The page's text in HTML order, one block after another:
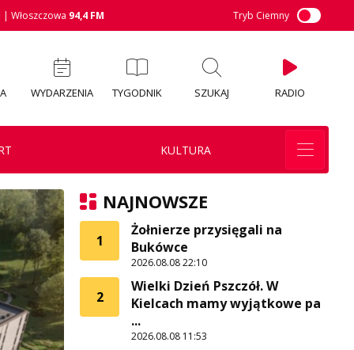
| Włoszczowa 94,4 FM Tryb Ciemny
WYDARZENIA TYGODNIK SZUKAJ RADIO
KULTURA
NAJNOWSZE
1
Żołnierze przysięgali na
Bukówce
2026.08.08 22:10
2
Wielki Dzień Pszczół. W
Kielcach mamy wyjątkowe pa
...
2026.08.08 11:53